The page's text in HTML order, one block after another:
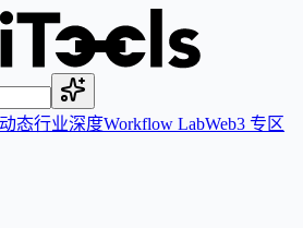
态行业深度Workflow LabWeb3 专区